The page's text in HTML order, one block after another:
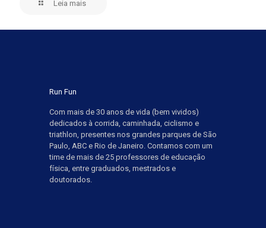
Leia mais
Run Fun
Com mais de 30 anos de vida (bem vividos)
dedicados à corrida, caminhada, ciclismo e
triathlon, presentes nos grandes parques de São
Paulo, ABC e Rio de Janeiro. Contamos com um
time de mais de 25 professores de educação
física, entre graduados, mestrados e
doutorados.